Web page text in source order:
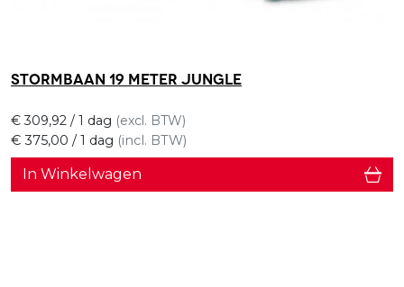
Stormbaan 19 meter Jungle
€ 375,00 / 1 dag (incl. BTW)
€ 309,92 / 1 dag (excl. BTW)
In Winkelwagen